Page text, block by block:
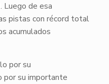
Luego de esa
pistas con récord total
acumulados
por su
por su importante